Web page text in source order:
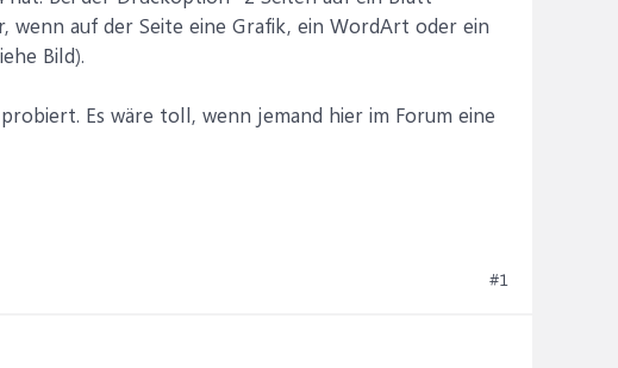
wenn auf der Seite eine Grafik, ein WordArt oder ein
Bild).
Es wäre toll, wenn jemand hier im Forum eine
#1